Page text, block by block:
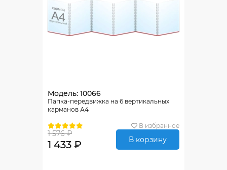
Модель: 10066
Папка-передвижка на 6 вертикальных
карманов А4
В избранное
1 576 ₽
1 433 ₽ В корзину